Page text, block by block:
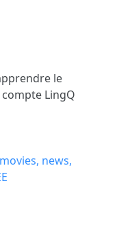
le
LingQ